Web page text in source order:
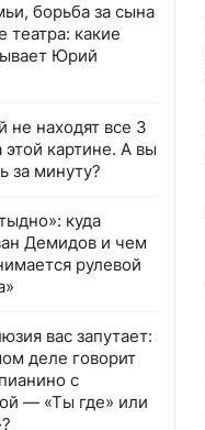
борьба за сына
театра: какие
Юрий
не находят все 3
картине. А вы
за минуту?
куда
Демидов и чем
рулевой
вас запутает:
деле говорит
с
— «Ты где» или